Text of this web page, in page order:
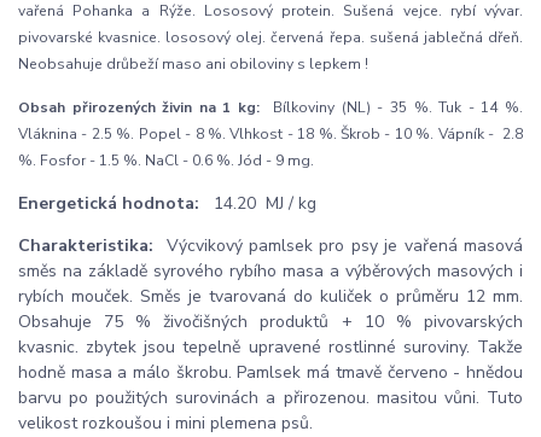
vařená Pohanka a Rýže. Lososový protein. Sušená vejce. rybí vývar.
pivovarské kvasnice. lososový olej. červená řepa. sušená jablečná dřeň.
Neobsahuje drůbeží maso ani obiloviny s lepkem !
Obsah přirozených živin na 1 kg:Bílkoviny (NL) - 35 %. Tuk - 14 %.
Vláknina - 2.5 %. Popel - 8 %. Vlhkost - 18 %. Škrob - 10 %. Vápník - 2.8
%. Fosfor - 1.5 %. NaCl - 0.6 %. Jód - 9 mg.
Energetická hodnota:
14.20 MJ / kg
Charakteristika:
Výcvikový pamlsek pro psy je vařená masová
směs na základě syrového rybího masa a výběrových masových i
rybích mouček. Směs je tvarovaná do kuliček o průměru 12 mm.
Obsahuje 75 % živočišných produktů + 10 % pivovarských
kvasnic. zbytek jsou tepelně upravené rostlinné suroviny. Takže
hodně masa a málo škrobu. Pamlsek má tmavě červeno - hnědou
barvu po použitých surovinách a přirozenou. masitou vůni. Tuto
velikost rozkoušou i mini plemena psů.